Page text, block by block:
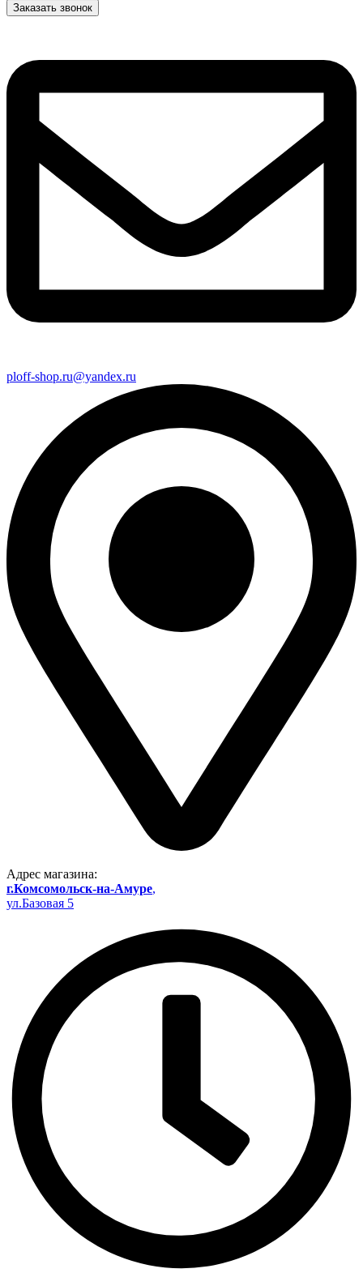
Заказать звонок
ploff-shop.ru@yandex.ru
Адрес магазина:
г.Комсомольск-на-Амуре,
ул.Базовая 5